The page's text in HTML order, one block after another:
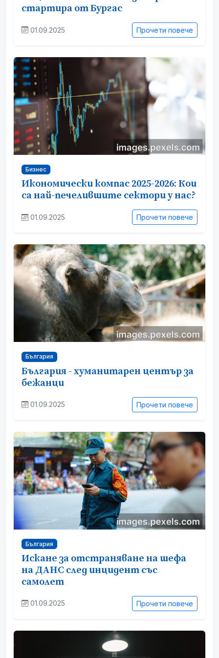
стартира от Бургас
01.09.2025 Прочети повече
Бизнес
Икономически компас 2025-2026: Кои
са най-печелившите сектори у нас?
01.09.2025 Прочети повече
България
България - хуманитарен център за
бежанци
01.09.2025 Прочети повече
България
Искане за отстраняване на шефа
на ДАНС след инцидент със
самолет
01.09.2025 Прочети повече